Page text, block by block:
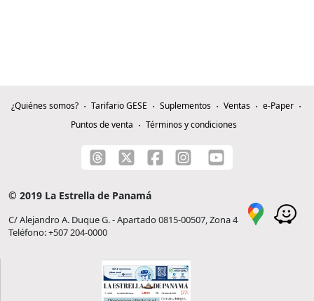
¿Quiénes somos? Tarifario GESE Suplementos Ventas
e-Paper
Puntos de venta
Términos y condiciones
© 2019 La Estrella de Panamá
C/ Alejandro A. Duque G. - Apartado 0815-00507, Zona 4
Teléfono: +507 204-0000